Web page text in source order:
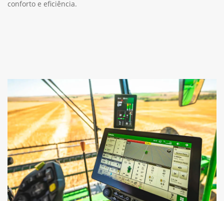
conforto e eficiência.